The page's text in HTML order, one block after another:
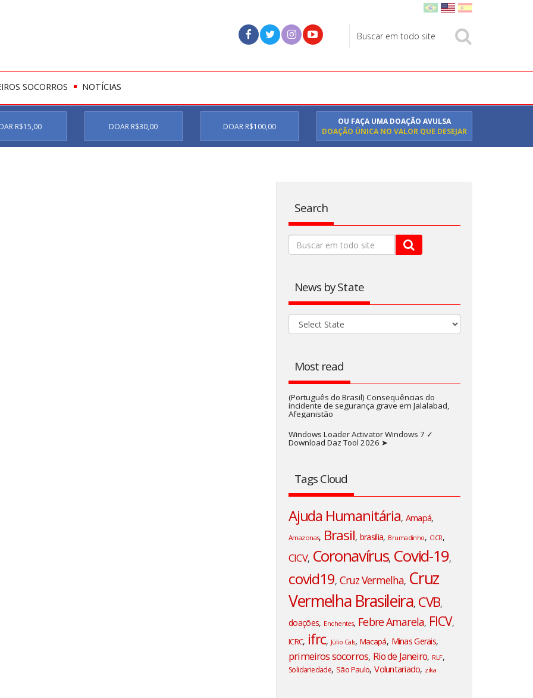
SOCORROS NOTÍCIAS
R$15,00 DOAR R$30,00 DOAR R$100,00
OU FAÇA UMA DOAÇÃO AVULSA
DOAÇÃO ÚNICA NO VALOR QUE DESEJAR
Search
News by State
Most read
(Português do Brasil) Consequências do
incidente de segurança grave em Jalalabad,
Afeganistão
Windows Loader Activator Windows 7 ✓
Download Daz Tool 2026 ➤
Tags Cloud
Ajuda Humanitária, Amapá,
Amazonas, Brasil, brasilia, Brumadinho, CICR,
CICV, Coronavírus, Covid-19,
covid19, Cruz Vermelha, Cruz
Vermelha Brasileira, CVB,
doações, Enchentes, Febre Amarela, FICV,
ICRC, ifrc, Júlio Cals, Macapá, Minas Gerais,
primeiros socorros, Rio de Janeiro, RLF,
Solidariedade, São Paulo,Voluntariado, zika